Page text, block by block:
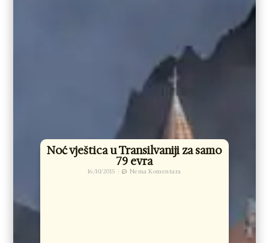
Noć vještica u Transilvaniji za samo
79 evra
16/10/2015 Nema Komentara